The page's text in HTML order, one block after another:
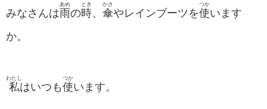
みなさんは雨
あめ
の時
とき
、 傘
かさ
やレインブーツを使
つか
います
か。
私
わたし
はいつも使
つか
います。